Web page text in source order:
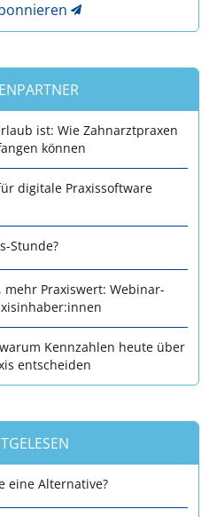
ist: Wie Zahnarztpraxen
können
digitale Praxissoftware
Stunde?
mehr Praxiswert: Webinar-
Kennzahlen heute über
entscheiden
eine Alternative?